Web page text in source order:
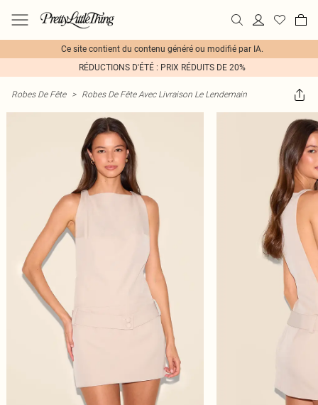
Ce site contient du contenu généré ou modifié par IA.
RÉDUCTIONS D'ÉTÉ : PRIX RÉDUITS DE 20%
Robes De Fête > Robes De Fête Avec Livraison Le Lendemain